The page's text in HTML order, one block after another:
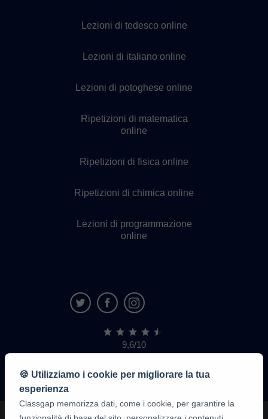
Lezioni di tedesco online
Lezioni di italiano online
Lezioni di potoghese online
Ripetizioni di matematica
online
Ripetizioni di fisica online
Ripetizioni di chimica online
Lezioni di programmazione
online
9,6/10
1.339.284
recensioni
di
alunni
🍪 Utilizziamo i cookie per migliorare la tua
esperienza
Classgap memorizza dati, come i cookie, per garantire la